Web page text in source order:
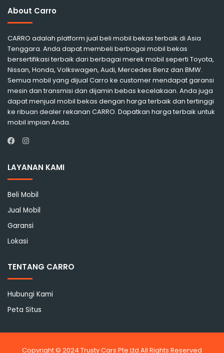
About Carro
CARRO adalah platform jual beli mobil bekas terbaik di Asia
Tenggara. Anda dapat membeli berbagai mobil bekas
bersertifikasi terbaik dari berbagai merek mobil seperti Toyota,
Nissan, Honda, Volkswagen, Audi, Mercedes Benz dan BMW.
Semua mobil yang dijual Carro ke customer mendapat garansi
mesin dan transmisi dan dijamin bebas kecelakaan. Anda juga
dapat menjual mobil bekas dengan harga terbaik dan tertinggi
ke ribuan dealer rekanan CARRO. Dapatkan harga terbaik untuk
mobil impian Anda.
Instagram
LAYANAN KAMI
Beli Mobil
Jual Mobil
Garansi
Lokasi
TENTANG CARRO
Hubungi Kami
Peta Situs
Copyright © 2024 Trusty Cars Pte Ltd All Rights Reserved